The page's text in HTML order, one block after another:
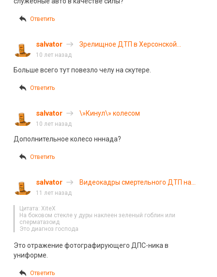
Ответить
salvator
Зрелищное ДТП в Херсонской
10 лет назад
Больше всего тут повезло челу на скутере.
Ответить
salvator \»Кинул\» колесом
10 лет назад
Дополнительное колесо нннада?
Ответить
salvator
Видеокадры смертельного ДТП на
11 лет назад
Цитата: XiteX
На боковом стекле у дуры наклеен зеленый гоблин или
сперматазоид
Это диагноз господа
Это отражение фотографирующего ДПС-ника в
униформе.
Ответить